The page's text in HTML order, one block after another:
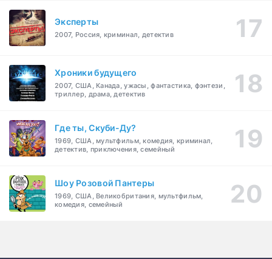
Эксперты
2007, Россия, криминал, детектив
Хроники будущего
2007, США, Канада, ужасы, фантастика, фэнтези,
триллер, драма, детектив
Где ты, Скуби-Ду?
1969, США, мультфильм, комедия, криминал,
детектив, приключения, семейный
Шоу Розовой Пантеры
1969, США, Великобритания, мультфильм,
комедия, семейный